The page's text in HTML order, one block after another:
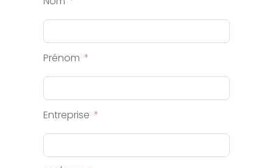
Prénom
Entreprise